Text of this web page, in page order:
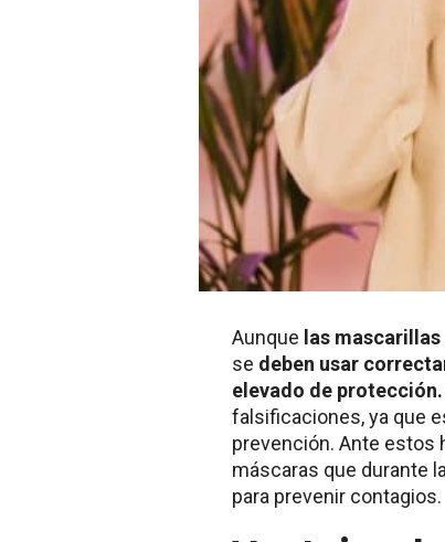
Aunque las mascarillas
se deben usar
elevado de protección.
falsificaciones, ya que
prevención. Ante estos
máscaras que durante
para prevenir contagios.